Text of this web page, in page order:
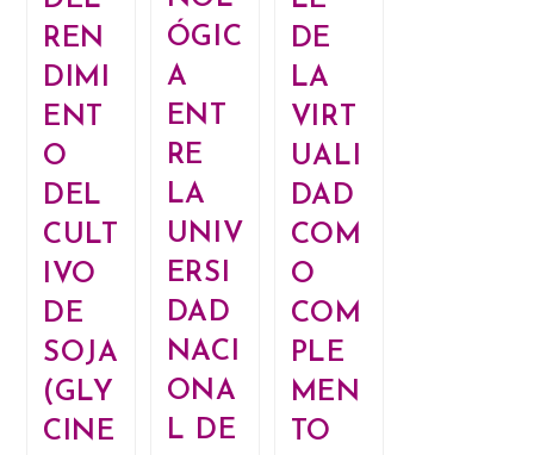
REN
DIMI
ENT
O
DEL
CULT
IVO
DE
SOJA
(GLY
CINE
ÓGIC
A
ENT
RE
LA
UNIV
ERSI
DAD
NACI
ONA
L DE
DE
LA
VIRT
UALI
DAD
COM
O
COM
PLE
MEN
TO